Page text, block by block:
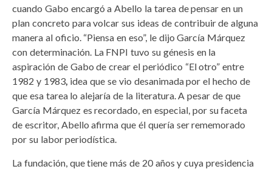
cuando Gabo encargó a Abello la tarea de pensar en un
plan concreto para volcar sus ideas de contribuir de alguna
manera al oficio. “Piensa en eso”, le dijo García Márquez
con determinación. La FNPI tuvo su génesis en la
aspiración de Gabo de crear el periódico “El otro” entre
1982 y 1983, idea que se vio desanimada por el hecho de
que esa tarea lo alejaría de la literatura. A pesar de que
García Márquez es recordado, en especial, por su faceta
de escritor, Abello afirma que él quería ser rememorado
por su labor periodística.
La fundación, que tiene más de 20 años y cuya presidencia